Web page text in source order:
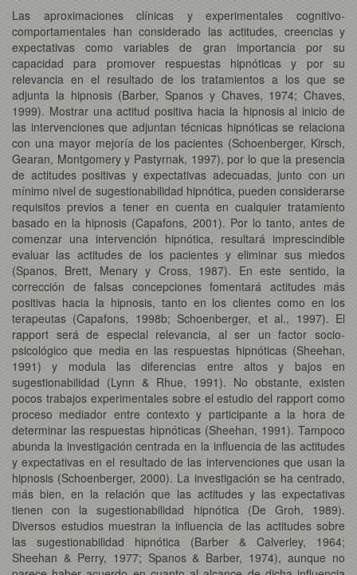
Las aproximaciones clínicas y experimentales cognitivo-
comportamentales han considerado las actitudes, creencias y
expectativas como variables de gran importancia por su
capacidad para promover respuestas hipnóticas y por su
relevancia en el resultado de los tratamientos a los que se
adjunta la hipnosis (Barber, Spanos y Chaves, 1974; Chaves,
1999). Mostrar una actitud positiva hacia la hipnosis al inicio de
las intervenciones que adjuntan técnicas hipnóticas se relaciona
con una mayor mejoría de los pacientes (Schoenberger, Kirsch,
Gearan, Montgomery y Pastyrnak, 1997), por lo que la presencia
de actitudes positivas y expectativas adecuadas, junto con un
mínimo nivel de sugestionabilidad hipnótica, pueden considerarse
requisitos previos a tener en cuenta en cualquier tratamiento
basado en la hipnosis (Capafons, 2001). Por lo tanto, antes de
comenzar una intervención hipnótica, resultará imprescindible
evaluar las actitudes de los pacientes y eliminar sus miedos
(Spanos, Brett, Menary y Cross, 1987). En este sentido, la
corrección de falsas concepciones fomentará actitudes más
positivas hacia la hipnosis, tanto en los clientes como en los
terapeutas (Capafons, 1998b; Schoenberger, et al., 1997). El
rapport será de especial relevancia, al ser un factor socio-
psicológico que media en las respuestas hipnóticas (Sheehan,
1991) y modula las diferencias entre altos y bajos en
sugestionabilidad (Lynn & Rhue, 1991). No obstante, existen
pocos trabajos experimentales sobre el estudio del rapport como
proceso mediador entre contexto y participante a la hora de
determinar las respuestas hipnóticas (Sheehan, 1991). Tampoco
abunda la investigación centrada en la influencia de las actitudes
y expectativas en el resultado de las intervenciones que usan la
hipnosis (Schoenberger, 2000). La investigación se ha centrado,
más bien, en la relación que las actitudes y las expectativas
tienen con la sugestionabilidad hipnótica (De Groh, 1989).
Diversos estudios muestran la influencia de las actitudes sobre
las sugestionabilidad hipnótica (Barber & Calverley, 1964;
Sheehan & Perry, 1977; Spanos & Barber, 1974), aunque no